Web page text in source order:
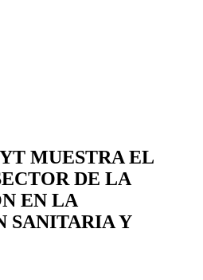
MUESTRA EL
DE LA
EN LA
SANITARIA Y